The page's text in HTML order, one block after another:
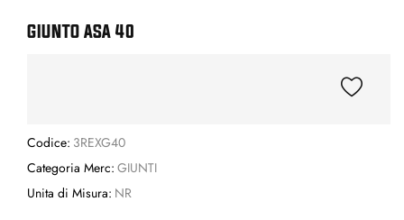
GIUNTO ASA 40
Codice: 3REXG40
Categoria Merc: GIUNTI
Unita di Misura: NR